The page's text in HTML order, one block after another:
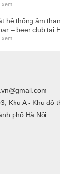
xem
hệ thống âm
– beer club tại
xem
Khu A - Khu đô
phố Hà Nội